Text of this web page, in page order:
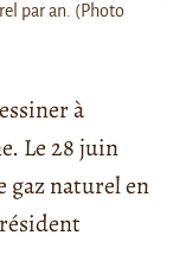
par an. (Photo
à
Le 28 juin
gaz naturel en